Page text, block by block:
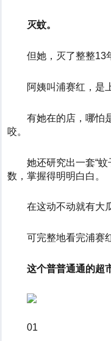
灭蚊。
但她，灭了整整13
阿姨叫浦赛红，是
有她在的店，哪怕
咬。
她还研究出一套“
数，掌握得明明白白。
在这动不动就有大
可完整地看完浦赛
这个普普通通的超
01